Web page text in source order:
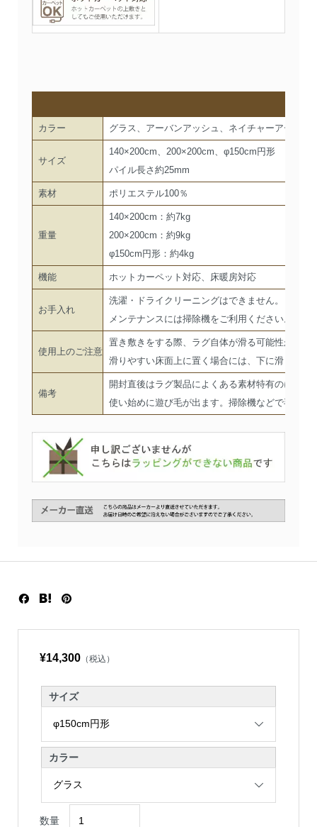
カラー グラス、アーバンアッシュ、ネイチャーアース、
サイズ
140×200cm、200×200cm、φ150cm円形
パイル長さ約25mm
素材 ポリエステル100％
重量
140×200cm：約7kg
200×200cm：約9kg
φ150cm円形：約4kg
機能 ホットカーペット対応、床暖房対応
お手入れ
洗濯・ドライクリーニングはできません。
メンテナンスには掃除機をご利用ください。
使用上のご注意
置き敷きをする際、ラグ自体が滑る可能性がござ
滑りやすい床面上に置く場合には、下に滑り止
備考
開封直後はラグ製品によくある素材特有のにお
使い始めに遊び毛が出ます。掃除機などで毛並
¥14,300（税込）
サイズ
カラー
数量